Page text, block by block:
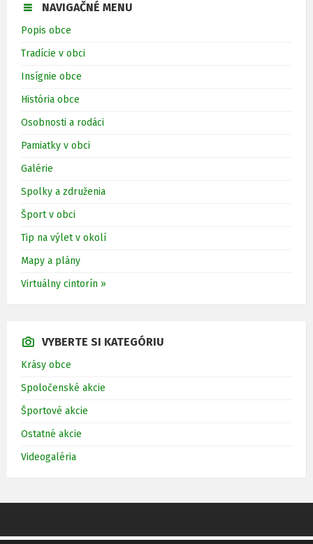
NAVIGAČNÉ MENU
Popis obce
Tradície v obci
Insígnie obce
História obce
Osobnosti a rodáci
Pamiatky v obci
Galérie
Spolky a združenia
Šport v obci
Tip na výlet v okolí
Mapy a plány
Virtuálny cintorín »
VYBERTE SI KATEGÓRIU
Krásy obce
Spoločenské akcie
Športové akcie
Ostatné akcie
Videogaléria